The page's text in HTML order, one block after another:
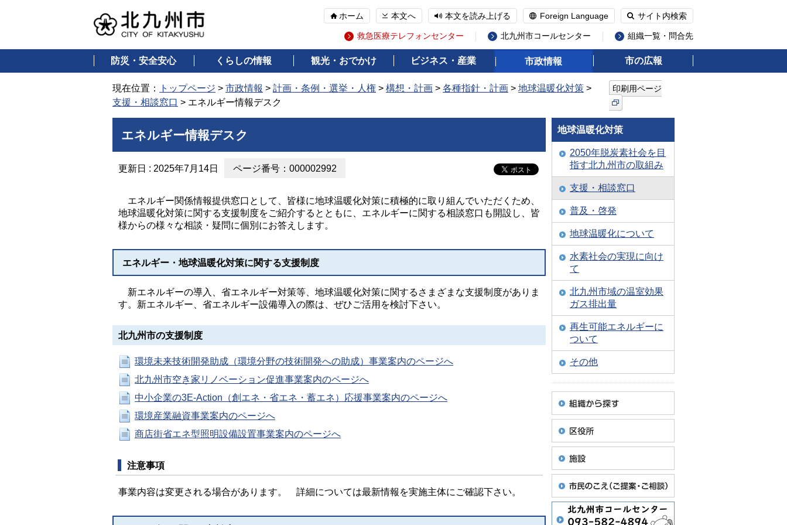
ホーム 本文へ 本文を読み上げる Foreign Language サイト内検索
救急医療テレフォンセンター 北九州市コールセンター 組織一覧・問合先
防災・安全安心 くらしの情報 観光・おでかけ ビジネス・産業 市政情報 市の広報
現在位置： トップページ > 市政情報 > 計画・条例・選挙・人権 > 構想・計画 > 各種指針・計画 > 地球温暖化対策 >
支援・相談窓口 > エネルギー情報デスク
印刷用ページ
エネルギー情報デスク
更新日 : 2025年7月14日 ページ番号：000002992
エネルギー関係情報提供窓口として、皆様に地球温暖化対策に積極的に取り組んでいただくため、
地球温暖化対策に関する支援制度をご紹介するとともに、エネルギーに関する相談窓口も開設し、皆
様からの様々な相談・疑問に個別にお答えします。
エネルギー・地球温暖化対策に関する支援制度
新エネルギーの導入、省エネルギー対策等、地球温暖化対策に関するさまざまな支援制度がありま
す。新エネルギー、省エネルギー設備導入の際は、ぜひご活用を検討下さい。
北九州市の支援制度
環境未来技術開発助成（環境分野の技術開発への助成）事業案内のページへ
北九州市空き家リノベーション促進事業案内のページへ
中小企業の3E-Action（創エネ・省エネ・蓄エネ）応援事業案内のページへ
環境産業融資事業案内のページへ
商店街省エネ型照明設備設置事業案内のページへ
注意事項
事業内容は変更される場合があります。 詳細については最新情報を実施主体にご確認下さい。
地球温暖化対策
2050年脱炭素社会を目
指す北九州市の取組み
支援・相談窓口
普及・啓発
地球温暖化について
水素社会の実現に向け
て
北九州市域の温室効果
ガス排出量
再生可能エネルギーに
ついて
その他